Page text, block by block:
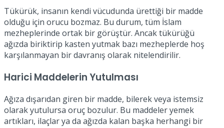
Tükürük, insanın kendi vücudunda ürettiği bir madde
olduğu için orucu bozmaz. Bu durum, tüm İslam
mezheplerinde ortak bir görüştür. Ancak tükürüğü
ağızda biriktirip kasten yutmak bazı mezheplerde hoş
karşılanmayan bir davranış olarak nitelendirilir.
Harici Maddelerin Yutulması
Ağıza dışarıdan giren bir madde, bilerek veya istemsiz
olarak yutulursa oruç bozulur. Bu maddeler yemek
artıkları, ilaçlar ya da ağızda kalan başka herhangi bir